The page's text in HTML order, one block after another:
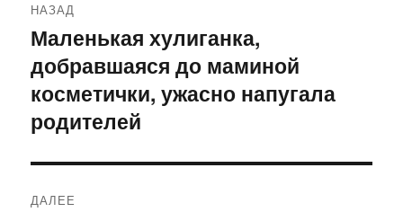
по
записям
НАЗАД
Предыдущая
запись:
Маленькая хулиганка,
добравшаяся до маминой
косметички, ужасно напугала
родителей
ДАЛЕЕ